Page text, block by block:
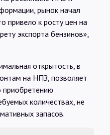
рынок начал
привело к росту цен на
экспорта бензинов»,
открытость, в
на НПЗ, позволяет
приобретению
количествах, не
запасов.